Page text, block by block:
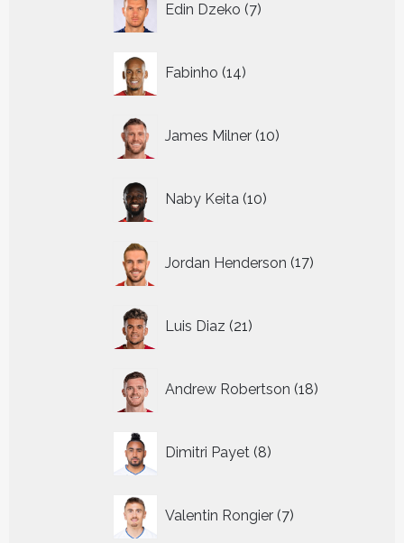
Edin Dzeko 7
producten
Fabinho 14
producten
James Milner 10
producten
Naby Keita 10
producten
Jordan Henderson 17
producten
Luis Diaz 21
producten
Andrew Robertson 18
producten
Dimitri Payet 8
producten
Valentin Rongier 7
producten